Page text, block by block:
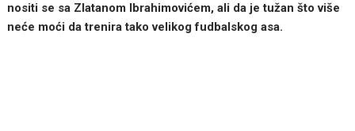
nositi se sa Zlatanom Ibrahimovićem, ali da je tužan što više
neće moći da trenira tako velikog fudbalskog asa.